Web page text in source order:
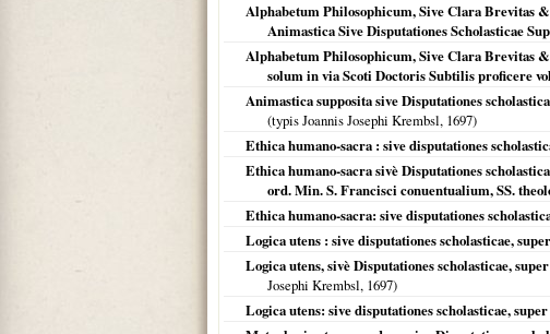
Alphabetum Philosophicum, Sive Clara Brevitas
Animastica Sive Disputationes Scholasticae
Alphabetum Philosophicum, Sive Clara Brevitas
solum in via Scoti Doctoris Subtilis proficere
Animastica supposita sive Disputationes
(typis Joannis Josephi Krembsl, 1697)
Ethica humano-sacra : sive disputationes
Ethica humano-sacra sivè Disputationes
ord. Min. S. Francisci conuentualium, SS.
Ethica humano-sacra: sive disputationes
Logica utens : sive disputationes scholasticae,
Logica utens, sivè Disputationes scholasticae,
Josephi Krembsl, 1697)
Logica utens: sive disputationes scholasticae,